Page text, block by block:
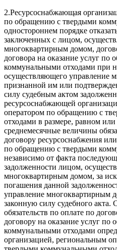
2.Ресурсоснабжающая
по обращению с твердыми
одностороннем порядке
заключенных с лицом,
многоквартирным домом,
договора на оказание услуг
коммунальными отходами при
осуществляющего управление
признанной им или
силу судебным актом
ресурсоснабжающей
оператором по обращению с
отходами в размере, равном
среднемесячные величины
договору ресурсоснабжения
по обращению с твердыми
независимо от факта
задолженности лицом,
многоквартирным домом, за
погашения данной
управление многоквартирным
законную силу судебного акта.
обязательств по оплате по
договору на оказание услуг
коммунальными отходами
организацией, региональным